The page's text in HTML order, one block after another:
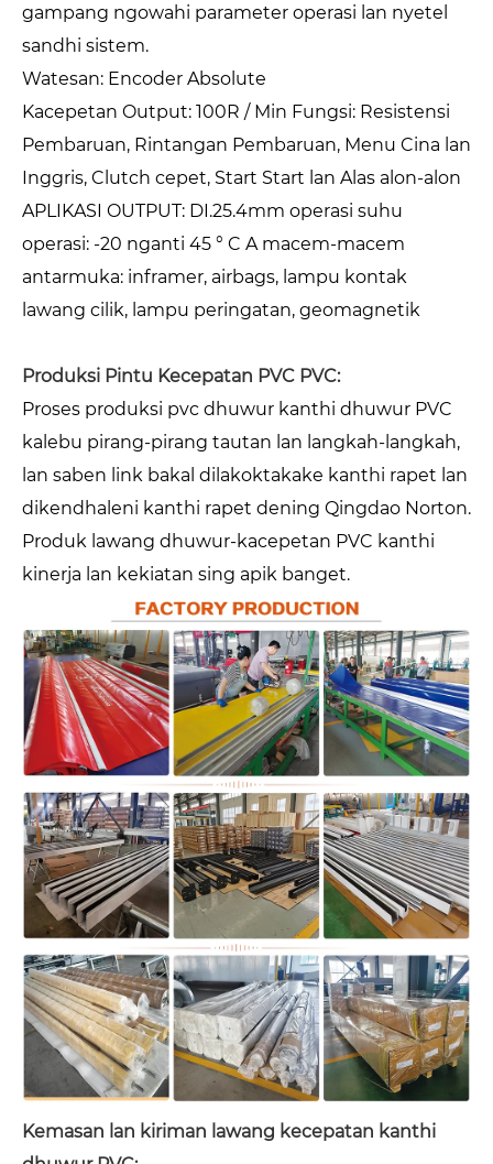
gampang ngowahi parameter operasi lan nyetel
sandhi sistem.
Watesan: Encoder Absolute
Kacepetan Output: 100R / Min Fungsi: Resistensi
Pembaruan, Rintangan Pembaruan, Menu Cina lan
Inggris, Clutch cepet, Start Start lan Alas alon-alon
APLIKASI OUTPUT: DI.25.4mm operasi suhu
operasi: -20 nganti 45 ° C A macem-macem
antarmuka: inframer, airbags, lampu kontak
lawang cilik, lampu peringatan, geomagnetik
Produksi Pintu Kecepatan PVC PVC:
Proses produksi pvc dhuwur kanthi dhuwur PVC
kalebu pirang-pirang tautan lan langkah-langkah,
lan saben link bakal dilakoktakake kanthi rapet lan
dikendhaleni kanthi rapet dening Qingdao Norton.
Produk lawang dhuwur-kacepetan PVC kanthi
kinerja lan kekiatan sing apik banget.
Kemasan lan kiriman lawang kecepatan kanthi